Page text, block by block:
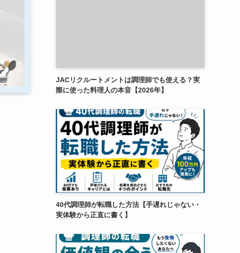
JACリクルートメントは調理師でも使える？実
際に使った料理人の本音【2026年】
40代調理師が転職した方法【手遅れじゃない・
実体験から正直に書く】